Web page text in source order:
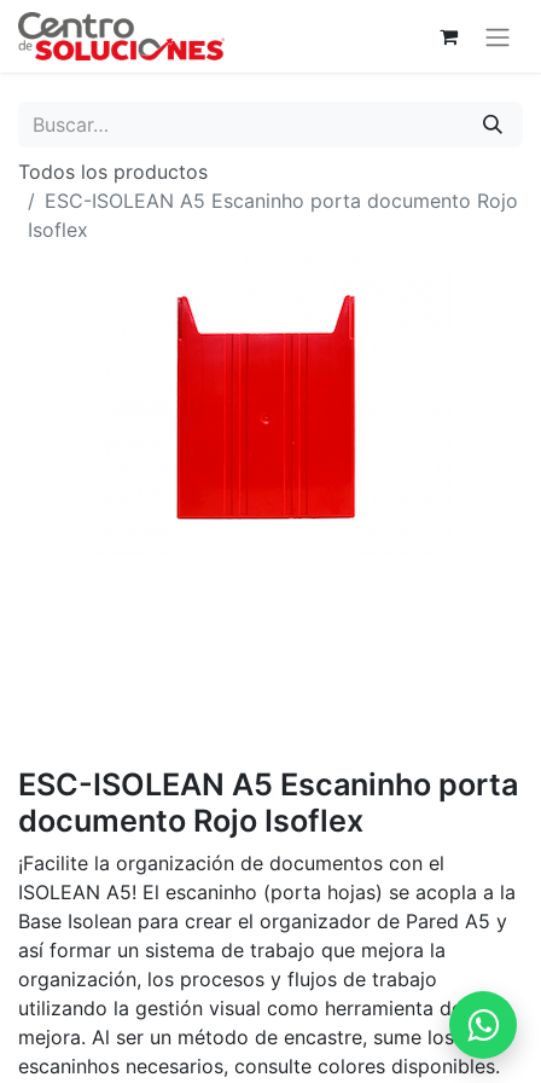
Todos los productos
ESC-ISOLEAN A5 Escaninho porta documento Rojo
Isoflex
ESC-ISOLEAN A5 Escaninho porta
documento Rojo Isoflex
¡Facilite la organización de documentos con el
ISOLEAN A5! El escaninho (porta hojas) se acopla a la
Base Isolean para crear el organizador de Pared A5 y
así formar un sistema de trabajo que mejora la
organización, los procesos y flujos de trabajo
utilizando la gestión visual como herramienta de
mejora. Al ser un método de encastre, sume los
escaninhos necesarios, consulte colores disponibles.